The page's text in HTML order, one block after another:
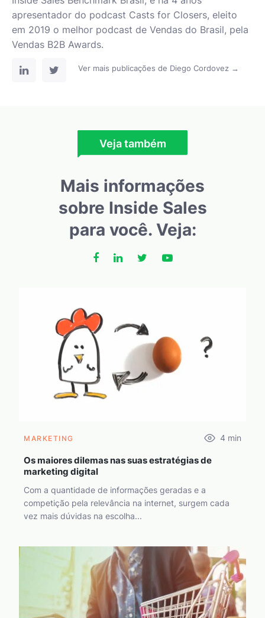
apresentador do podcast Casts for Closers, eleito
em 2019 o melhor podcast de Vendas do Brasil, pela
Vendas B2B Awards.
Ver mais publicações de Diego Cordovez →
Veja também
Mais informações
sobre Inside Sales
para você. Veja:
MARKETING 4 min
Os maiores dilemas nas suas estratégias de
marketing digital
Com a quantidade de informações geradas e a
competição pela relevância na internet, surgem cada
vez mais dúvidas na escolha...